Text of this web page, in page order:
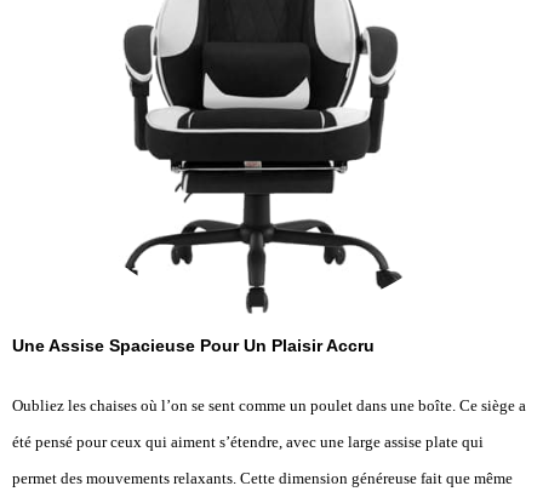
Une Assise Spacieuse Pour Un Plaisir Accru
Oubliez les chaises où l’on se sent comme un poulet dans une boîte. Ce siège a
été pensé pour ceux qui aiment s’étendre, avec une large assise plate qui
permet des mouvements relaxants. Cette dimension généreuse fait que même